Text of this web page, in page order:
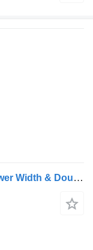
Schmitz Cargobull Trailer Reefer Flower Width & Double Stock Straight